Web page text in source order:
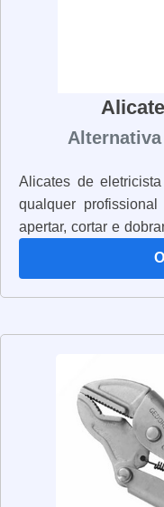
duráveis, o que os
Alicates de
qualquer
apertar, cortar e
conectar e
resistentes e
para serem
alicates de eletricista
inoxidável, que são
Isso significa que
tempo sem se
ferramentas
área. Eles são